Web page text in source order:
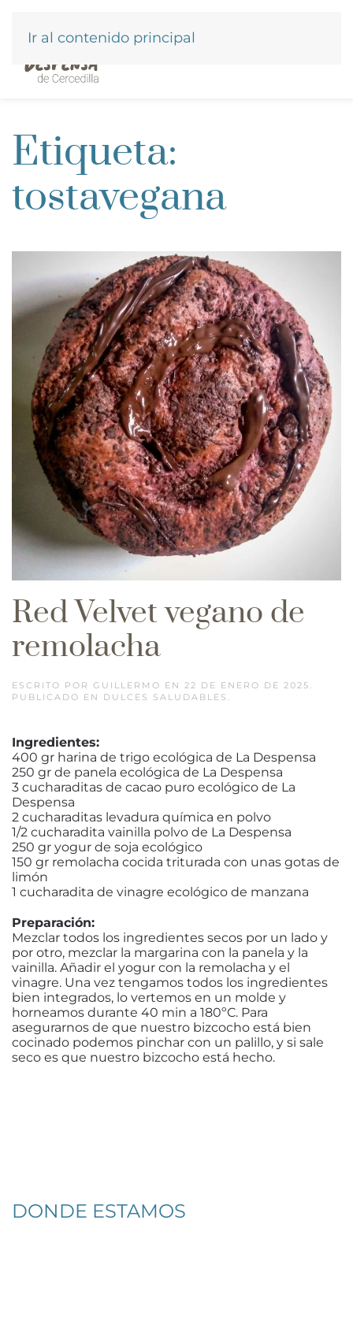
Ir al contenido principal
Etiqueta:
tostavegana
Red Velvet vegano de
remolacha
ESCRITO POR GUILLERMO EN 22 DE ENERO DE 2025 .
PUBLICADO EN DULCES SALUDABLES .
Ingredientes:
400 gr harina de trigo ecológica de La Despensa
250 gr de panela ecológica de La Despensa
3 cucharaditas de cacao puro ecológico de La
Despensa
2 cucharaditas levadura química en polvo
1/2 cucharadita vainilla polvo de La Despensa
250 gr yogur de soja ecológico
150 gr remolacha cocida triturada con unas gotas de
limón
1 cucharadita de vinagre ecológico de manzana
Preparación:
Mezclar todos los ingredientes secos por un lado y
por otro, mezclar la margarina con la panela y la
vainilla. Añadir el yogur con la remolacha y el
vinagre. Una vez tengamos todos los ingredientes
bien integrados, lo vertemos en un molde y
horneamos durante 40 min a 180ºC. Para
asegurarnos de que nuestro bizcocho está bien
cocinado podemos pinchar con un palillo, y si sale
seco es que nuestro bizcocho está hecho.
DONDE ESTAMOS